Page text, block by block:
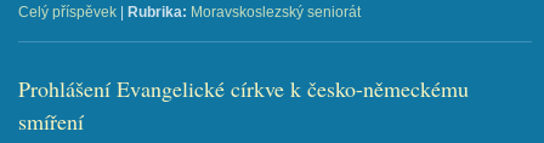
Celý příspěvek Rubrika: Moravskoslezský seniorát
Prohlášení Evangelické církve k česko-německému
smíření